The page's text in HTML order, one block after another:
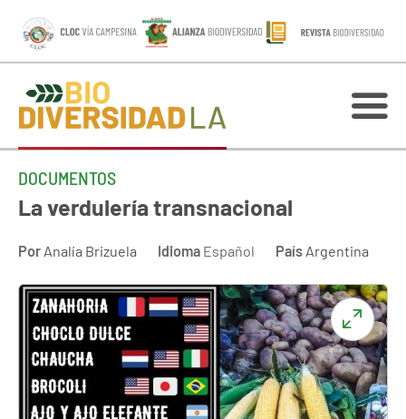
DOCUMENTOS
La verdulería transnacional
Por Analía Brizuela Idioma Español País Argentina